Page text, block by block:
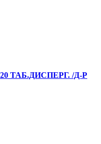
ТАБ.ДИСПЕРГ. /Д-Р